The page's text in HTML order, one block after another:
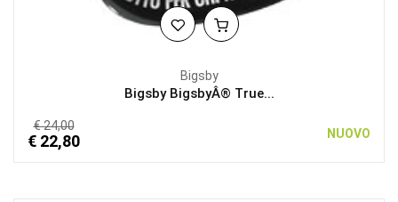
Bigsby
Bigsby BigsbyÂ® True...
€ 24,00
€ 22,80 NUOVO